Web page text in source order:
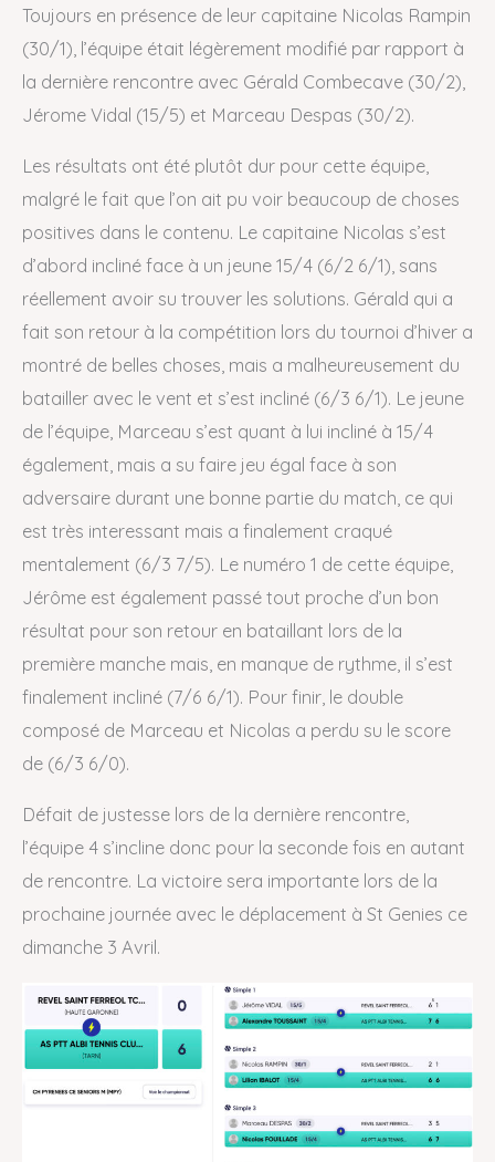
Toujours en présence de leur capitaine Nicolas Rampin
(30/1), l’équipe était légèrement modifié par rapport à
la dernière rencontre avec Gérald Combecave (30/2),
Jérome Vidal (15/5) et Marceau Despas (30/2).
Les résultats ont été plutôt dur pour cette équipe,
malgré le fait que l’on ait pu voir beaucoup de choses
positives dans le contenu. Le capitaine Nicolas s’est
d’abord incliné face à un jeune 15/4 (6/2 6/1), sans
réellement avoir su trouver les solutions. Gérald qui a
fait son retour à la compétition lors du tournoi d’hiver a
montré de belles choses, mais a malheureusement du
batailler avec le vent et s’est incliné (6/3 6/1). Le jeune
de l’équipe, Marceau s’est quant à lui incliné à 15/4
également, mais a su faire jeu égal face à son
adversaire durant une bonne partie du match, ce qui
est très interessant mais a finalement craqué
mentalement (6/3 7/5). Le numéro 1 de cette équipe,
Jérôme est également passé tout proche d’un bon
résultat pour son retour en bataillant lors de la
première manche mais, en manque de rythme, il s’est
finalement incliné (7/6 6/1). Pour finir, le double
composé de Marceau et Nicolas a perdu su le score
de (6/3 6/0).
Défait de justesse lors de la dernière rencontre,
l’équipe 4 s’incline donc pour la seconde fois en autant
de rencontre. La victoire sera importante lors de la
prochaine journée avec le déplacement à St Genies ce
dimanche 3 Avril.